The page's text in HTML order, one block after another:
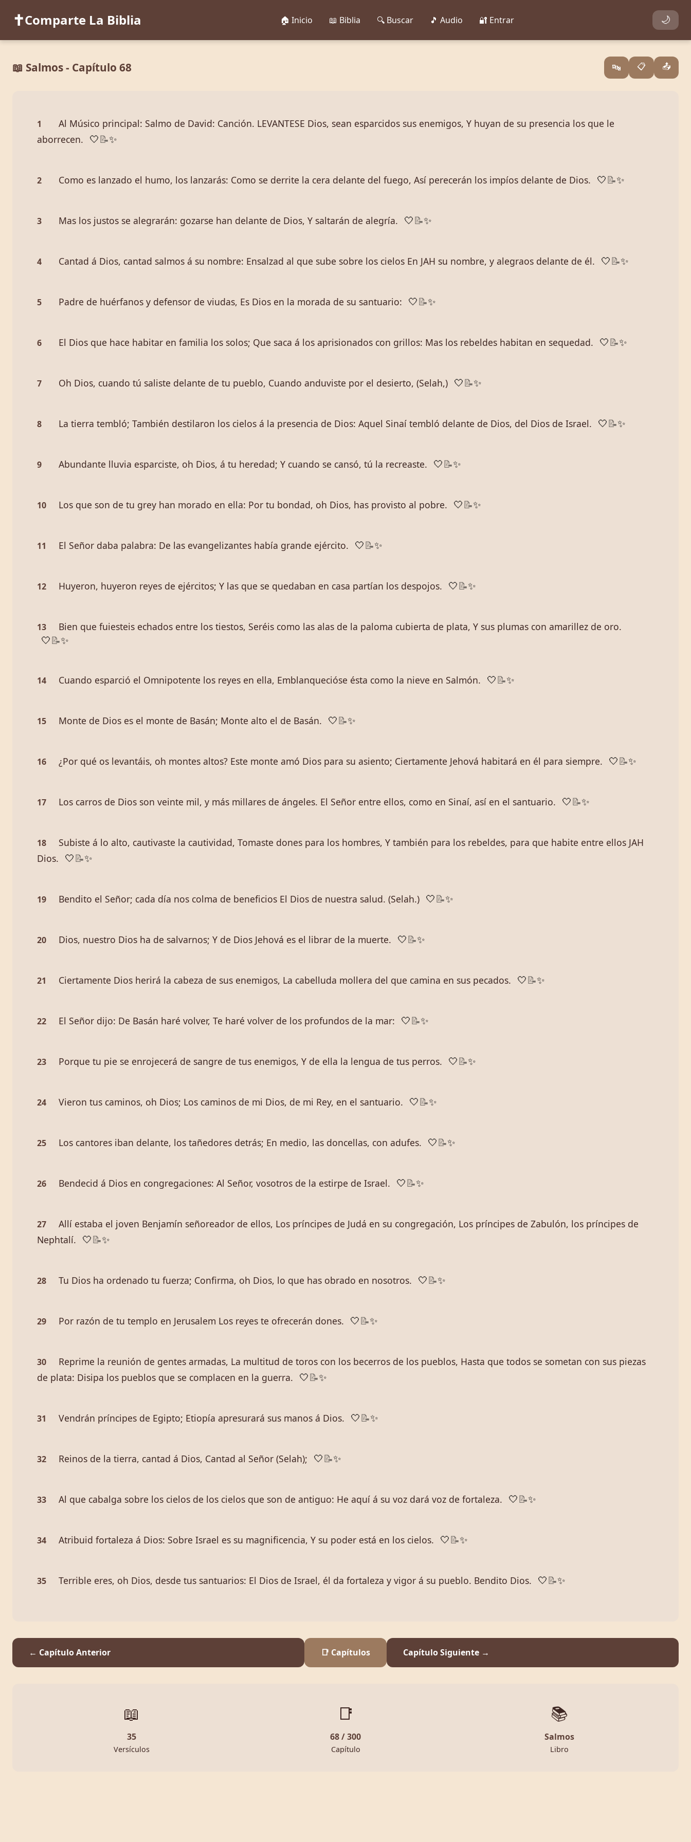
✝️Comparte La Biblia 🏠 Inicio 📖 Biblia 🔍 Buscar 🎵 Audio 🔐 Entrar 🌙
📖 Salmos - Capítulo 68 🔤 📋 📤
1
Al Músico principal: Salmo de David: Canción. LEVANTESE Dios, sean esparcidos sus enemigos, Y huyan de su presencia los que le
aborrecen.
🤍 📝✨
2 Como es lanzado el humo, los lanzarás: Como se derrite la cera delante del fuego, Así perecerán los impíos delante de Dios. 🤍 📝✨
3 Mas los justos se alegrarán: gozarse han delante de Dios, Y saltarán de alegría. 🤍 📝✨
4 Cantad á Dios, cantad salmos á su nombre: Ensalzad al que sube sobre los cielos En JAH su nombre, y alegraos delante de él. 🤍 📝✨
5 Padre de huérfanos y defensor de viudas, Es Dios en la morada de su santuario: 🤍 📝✨
6 El Dios que hace habitar en familia los solos; Que saca á los aprisionados con grillos: Mas los rebeldes habitan en sequedad. 🤍 📝✨
7 Oh Dios, cuando tú saliste delante de tu pueblo, Cuando anduviste por el desierto, (Selah,) 🤍 📝✨
8 La tierra tembló; También destilaron los cielos á la presencia de Dios: Aquel Sinaí tembló delante de Dios, del Dios de Israel. 🤍 📝✨
9 Abundante lluvia esparciste, oh Dios, á tu heredad; Y cuando se cansó, tú la recreaste. 🤍 📝✨
10 Los que son de tu grey han morado en ella: Por tu bondad, oh Dios, has provisto al pobre. 🤍 📝✨
11 El Señor daba palabra: De las evangelizantes había grande ejército. 🤍 📝✨
12 Huyeron, huyeron reyes de ejércitos; Y las que se quedaban en casa partían los despojos. 🤍 📝✨
13 Bien que fuiesteis echados entre los tiestos, Seréis como las alas de la paloma cubierta de plata, Y sus plumas con amarillez de oro.
🤍 📝✨
14 Cuando esparció el Omnipotente los reyes en ella, Emblanquecióse ésta como la nieve en Salmón. 🤍 📝✨
15 Monte de Dios es el monte de Basán; Monte alto el de Basán. 🤍 📝✨
16 ¿Por qué os levantáis, oh montes altos? Este monte amó Dios para su asiento; Ciertamente Jehová habitará en él para siempre. 🤍 📝✨
17 Los carros de Dios son veinte mil, y más millares de ángeles. El Señor entre ellos, como en Sinaí, así en el santuario. 🤍 📝✨
18
Subiste á lo alto, cautivaste la cautividad, Tomaste dones para los hombres, Y también para los rebeldes, para que habite entre ellos JAH
Dios.
🤍 📝✨
19 Bendito el Señor; cada día nos colma de beneficios El Dios de nuestra salud. (Selah.) 🤍 📝✨
20 Dios, nuestro Dios ha de salvarnos; Y de Dios Jehová es el librar de la muerte. 🤍 📝✨
21 Ciertamente Dios herirá la cabeza de sus enemigos, La cabelluda mollera del que camina en sus pecados. 🤍 📝✨
22 El Señor dijo: De Basán haré volver, Te haré volver de los profundos de la mar: 🤍 📝✨
23 Porque tu pie se enrojecerá de sangre de tus enemigos, Y de ella la lengua de tus perros. 🤍 📝✨
24 Vieron tus caminos, oh Dios; Los caminos de mi Dios, de mi Rey, en el santuario. 🤍 📝✨
25 Los cantores iban delante, los tañedores detrás; En medio, las doncellas, con adufes. 🤍 📝✨
26 Bendecid á Dios en congregaciones: Al Señor, vosotros de la estirpe de Israel. 🤍 📝✨
27
Allí estaba el joven Benjamín señoreador de ellos, Los príncipes de Judá en su congregación, Los príncipes de Zabulón, los príncipes de
Nephtalí.
🤍 📝✨
28 Tu Dios ha ordenado tu fuerza; Confirma, oh Dios, lo que has obrado en nosotros. 🤍 📝✨
29 Por razón de tu templo en Jerusalem Los reyes te ofrecerán dones. 🤍 📝✨
30
Reprime la reunión de gentes armadas, La multitud de toros con los becerros de los pueblos, Hasta que todos se sometan con sus piezas
de plata: Disipa los pueblos que se complacen en la guerra.
🤍 📝✨
31 Vendrán príncipes de Egipto; Etiopía apresurará sus manos á Dios. 🤍 📝✨
32 Reinos de la tierra, cantad á Dios, Cantad al Señor (Selah); 🤍 📝✨
33 Al que cabalga sobre los cielos de los cielos que son de antiguo: He aquí á su voz dará voz de fortaleza. 🤍 📝✨
34 Atribuid fortaleza á Dios: Sobre Israel es su magnificencia, Y su poder está en los cielos. 🤍 📝✨
35 Terrible eres, oh Dios, desde tus santuarios: El Dios de Israel, él da fortaleza y vigor á su pueblo. Bendito Dios. 🤍 📝✨
← Capítulo Anterior 📑 Capítulos Capítulo Siguiente →
📖
35
Versículos
📑
68 / 300
Capítulo
📚
Salmos
Libro